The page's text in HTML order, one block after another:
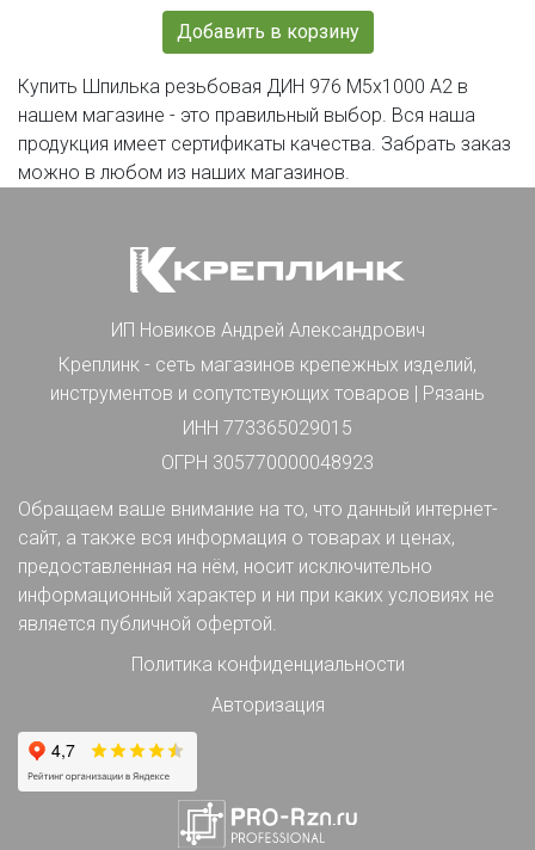
Добавить в корзину
Купить Шпилька резьбовая ДИН 976 М5х1000 А2 в
нашем магазине - это правильный выбор. Вся наша
продукция имеет сертификаты качества. Забрать заказ
можно в любом из наших магазинов.
ИП Новиков Андрей Александрович
Креплинк - сеть магазинов крепежных изделий,
инструментов и сопутствующих товаров | Рязань
ИНН 773365029015
ОГРН 305770000048923
Обращаем ваше внимание на то, что данный интернет-
сайт, а также вся информация о товарах и ценах,
предоставленная на нём, носит исключительно
информационный характер и ни при каких условиях не
является публичной офертой.
Политика конфиденциальности
Авторизация